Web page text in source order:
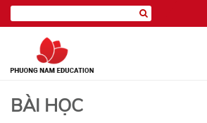
BÀI HỌC